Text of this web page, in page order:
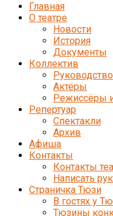
Главная
О театре
Новости
История
Документы
Коллектив
Руководство
Актёры
Режиссёры
Репертуар
Спектакли
Архив
Афиша
Контакты
Контакты
Написать
Страничка Тюзи
В гостях у
Тюзины